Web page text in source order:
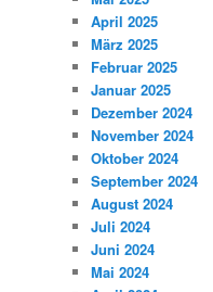
April 2025
März 2025
Februar 2025
Januar 2025
Dezember 2024
November 2024
Oktober 2024
September 2024
August 2024
Juli 2024
Juni 2024
Mai 2024